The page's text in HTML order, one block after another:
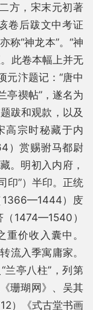
方，宋末元初著
卷后跋文中考证
称“神龙本”。“神
此卷本幅上并无
元汴题记：“唐中
亭禊帖”，遂名为
跋和观款，以及
高宗时秘藏于内
）赏赐驸马都尉
。明初入内府，
印”）半印。正统
1366—1444）庋
1474—1540）
价收入囊中。
流入季寓庸家。
兰亭八柱”，列第
珊瑚网》、吴其
）《式古堂书画